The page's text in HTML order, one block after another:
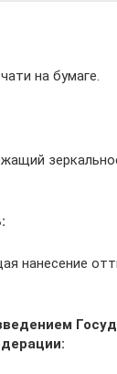
на бумаге.
нанесение